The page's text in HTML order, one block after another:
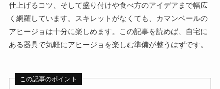
仕上げるコツ、そして盛り付けや食べ方のアイデアまで幅広
く網羅しています。スキレットがなくても、カマンベールの
アヒージョは十分に楽しめます。この記事を読めば、自宅に
ある器具で気軽にアヒージョを楽しむ準備が整うはずです。
この記事のポイント